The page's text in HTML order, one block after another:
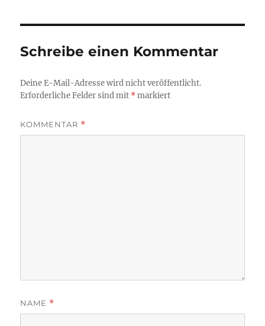
Schreibe einen Kommentar
Deine E-Mail-Adresse wird nicht veröffentlicht.
Erforderliche Felder sind mit *markiert
KOMMENTAR *
NAME *